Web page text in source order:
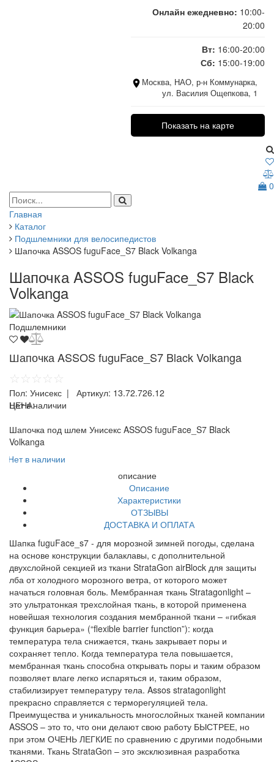
Онлайн ежедневно: 10:00-
20:00
Вт: 16:00-20:00
Сб: 15:00-19:00
Москва, НАО, р-н Коммунарка,
ул. Василия Ощепкова, 1
Показать на карте
0
Главная
Каталог
Подшлемники для велосипедистов
Шапочка ASSOS fuguFace_S7 Black Volkanga
Шапочка ASSOS fuguFace_S7 Black
Volkanga
Подшлемники
Шапочка ASSOS fuguFace_S7 Black Volkanga
☆☆☆☆☆
Пол: Унисекс | Артикул: 13.72.726.12
ЦЕНА:
Нет в наличии
Шапочка под шлем Унисекс ASSOS fuguFace_S7 Black
Volkanga
Нет в наличии
описание
Описание
Характеристики
ОТЗЫВЫ
ДОСТАВКА И ОПЛАТА
Шапка fuguFace_s7 - для морозной зимней погоды, сделана
на основе конструкции балаклавы, с дополнительной
двухслойной секцией из ткани StrataGon airBlock для защиты
лба от холодного морозного ветра, от которого может
начаться головная боль. Мембранная ткань Stratagonlight –
это ультратонкая трехслойная ткань, в которой применена
новейшая технология создания мембранной ткани – «гибкая
функция барьера» (“flexible barrier function”): когда
температура тела снижается, ткань закрывает поры и
сохраняет тепло. Когда температура тела повышается,
мембранная ткань способна открывать поры и таким образом
позволяет влаге легко испаряться и, таким образом,
стабилизирует температуру тела. Assos stratagonlight
прекрасно справляется с терморегуляцией тела.
Преимущества и уникальность многослойных тканей компании
ASSOS – это то, что они делают свою работу БЫСТРЕЕ, но
при этом ОЧЕНЬ ЛЕГКИЕ по сравнению с другими подобными
тканями. Ткань StrataGon – это эксклюзивная разработка